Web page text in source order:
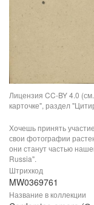
Лицензия CC-BY 4.0
карточке", раздел
Хочешь принять
свои фотографии
они станут частью
Russia".
Штрихкод
MW0369761
Название в коллекции